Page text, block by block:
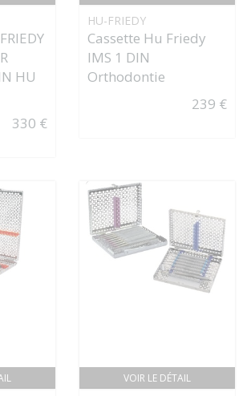
HU
330 €
HU-FRIEDY
Cassette Hu Friedy
IMS 1 DIN
Orthodontie
239 €
VOIR LE DÉTAIL